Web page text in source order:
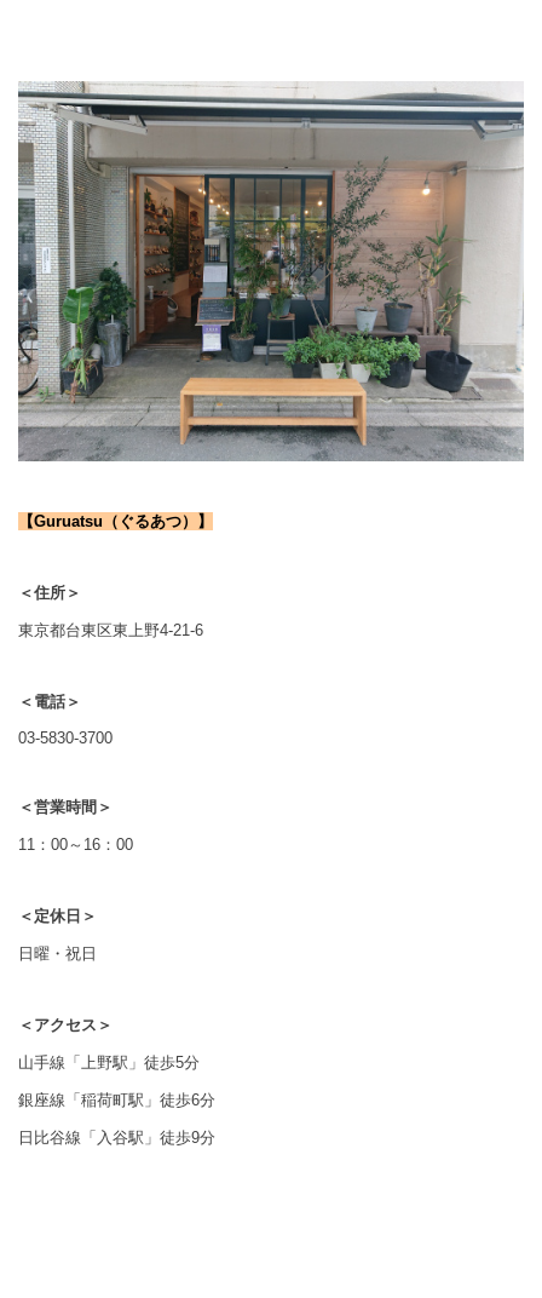
【Guruatsu（ぐるあつ）】
＜住所＞
東京都台東区東上野4-21-6
＜電話＞
03-5830-3700
＜営業時間＞
11：00～16：00
＜定休日＞
日曜・祝日
＜アクセス＞
山手線「上野駅」徒歩5分
銀座線「稲荷町駅」徒歩6分
日比谷線「入谷駅」徒歩9分